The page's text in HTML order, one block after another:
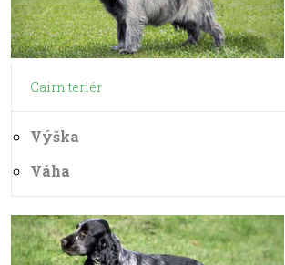
Cairn teriér
Výška
Váha